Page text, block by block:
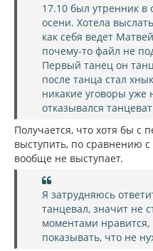
17.10 был утренник
осени. Хотела
как себя ведет
почему-то файл не
Первый танец он
после танца стал
никакие уговоры уже
отказывался
Получается, что хотя бы с
выступить, по сравнению
вообще не выступает.
Я затрудняюсь
танцевал, значит не
моментами
показывать, что не